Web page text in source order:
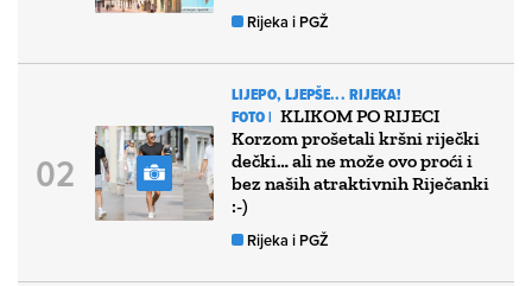
Rijeka i PGŽ
LIJEPO, LJEPŠE... RIJEKA!
FOTO | KLIKOM PO RIJECI
Korzom prošetali kršni riječki
dečki… ali ne može ovo proći i
bez naših atraktivnih Riječanki
:-)
Rijeka i PGŽ